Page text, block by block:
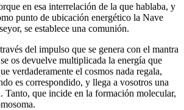
en esa interrelación de la que hablaba, y
punto de ubicación energético la Nave
se establece una comunión.
del impulso que se genera con el mantra
os devuelve multiplicada la energía que
verdaderamente el cosmos nada regala,
es correspondido, y llega a vosotros una
Tanto, que incide en la formación molecular,